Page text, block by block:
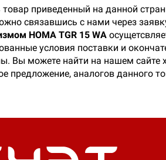
товар приведенный на данной
связавшись с нами через
HOMA TGR 15 WA
условия поставки и
Вы можете найти на нашем сайте
предложение, аналогов данного